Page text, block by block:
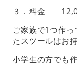
３．料金
ご家族で1つ作
たスツールはお
小学生の方でも